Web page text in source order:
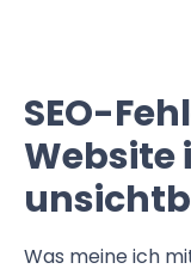
SEO-
Website
Was meine ich